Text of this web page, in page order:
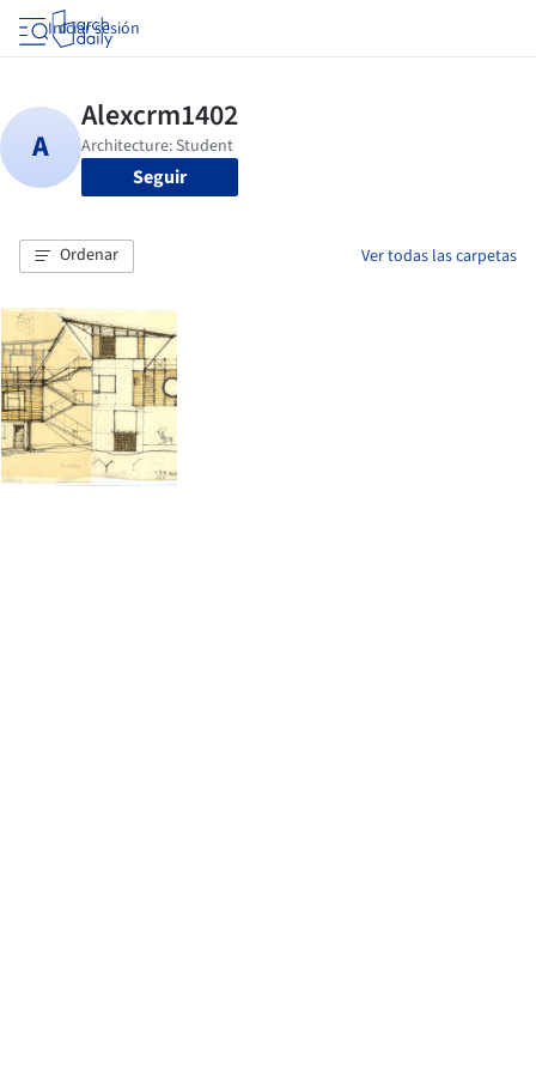
Iniciar sesión
Seguir
Ordenar Ver todas las carpetas